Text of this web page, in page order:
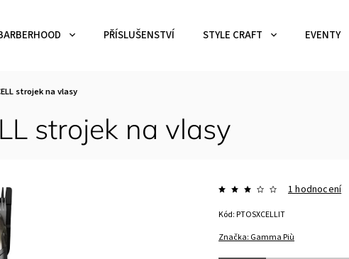
PŘÍSLUŠENSTVÍ STYLE CRAFT EVENTY
strojek na vlasy
strojek na vlasy
Značka: Gamma Più
1 hodnocení
Kód:PTOSXCELLIT